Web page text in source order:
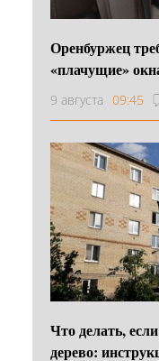
Оренбуржец
«плачущие»
9 августа 09:45
Что делать,
дерево: